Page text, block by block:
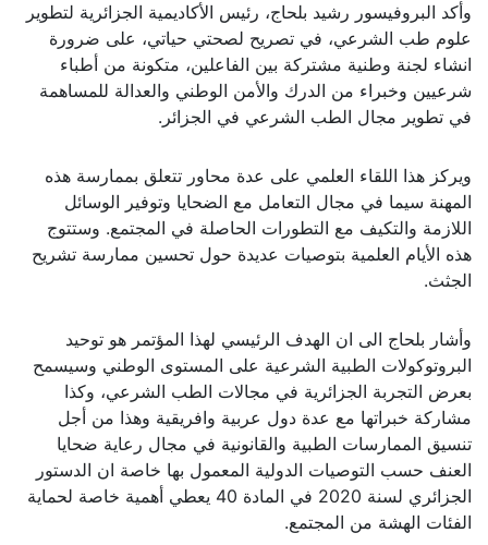
وأكد البروفيسور رشيد بلحاج، رئيس الأكاديمية الجزائرية لتطوير
علوم طب الشرعي، في تصريح لصحتي حياتي، على ضرورة
انشاء لجنة وطنية مشتركة بين الفاعلين، متكونة من أطباء
شرعيين وخبراء من الدرك والأمن الوطني والعدالة للمساهمة
في تطوير مجال الطب الشرعي في الجزائر.
ويركز هذا اللقاء العلمي على عدة محاور تتعلق بممارسة هذه
المهنة سيما في مجال التعامل مع الضحايا وتوفير الوسائل
اللازمة والتكيف مع التطورات الحاصلة في المجتمع. وستتوج
هذه الأيام العلمية بتوصيات عديدة حول تحسين ممارسة تشريح
الجثث.
وأشار بلحاج الى ان الهدف الرئيسي لهذا المؤتمر هو توحيد
البروتوكولات الطبية الشرعية على المستوى الوطني وسيسمح
بعرض التجربة الجزائرية في مجالات الطب الشرعي، وكذا
مشاركة خبراتها مع عدة دول عربية وافريقية وهذا من أجل
تنسيق الممارسات الطبية والقانونية في مجال رعاية ضحايا
العنف حسب التوصيات الدولية المعمول بها خاصة ان الدستور
الجزائري لسنة 2020 في المادة 40 يعطي أهمية خاصة لحماية
الفئات الهشة من المجتمع.